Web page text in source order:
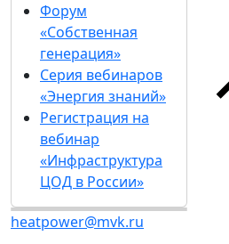
Форум
«Собственная
генерация»
Серия вебинаров
«Энергия знаний»
Регистрация на
вебинар
«Инфраструктура
ЦОД в России»
heatpower@mvk.ru